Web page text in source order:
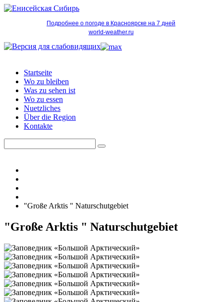
Подробнее о погоде в Красноярске на 7 дней
world-weather.ru
Startseite
Wo zu bleiben
Was zu sehen ist
Wo zu essen
Nuetzliches
Über die Region
Kontakte
"Große Arktis " Naturschutgebiet
"Große Arktis " Naturschutgebiet